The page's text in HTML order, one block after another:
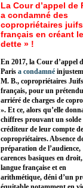
La Cour d’appel de
a condamné des
copropriétaires juifs
français en créant
dette » !
En 2017, la Cour d’appel
Paris a condamné
M. B., copropriétaires Juifs
français, pour un
arriéré de charges de
». Et ce, alors qu’elle
chiffres prouvant un solde
créditeur de leur compte de
copropriétaires. Absence
préparation de l’audience,
carences basiques en
langue française et en
arithmétique, déni d’un